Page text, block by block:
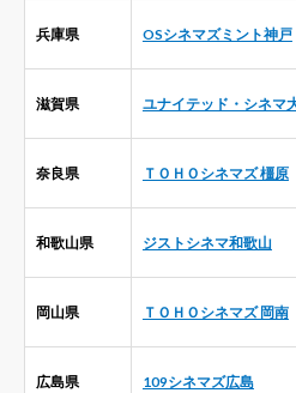
兵庫県 OSシネマズミント神戸
滋賀県 ユナイテッド・シネマ
奈良県 ＴＯＨＯシネマズ 橿原
和歌山県 ジストシネマ和歌山
岡山県 ＴＯＨＯシネマズ 岡南
広島県 109シネマズ広島